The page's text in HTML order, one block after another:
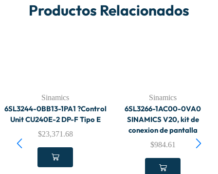
Productos Relacionados
Sinamics
6SL3244-0BB13-1PA1 ?Control
Unit CU240E-2 DP-F Tipo E
$23,371.68
Sinamics
6SL3266-1AC00-0VA0
SINAMICS V20, kit de
conexion de pantalla
$984.61